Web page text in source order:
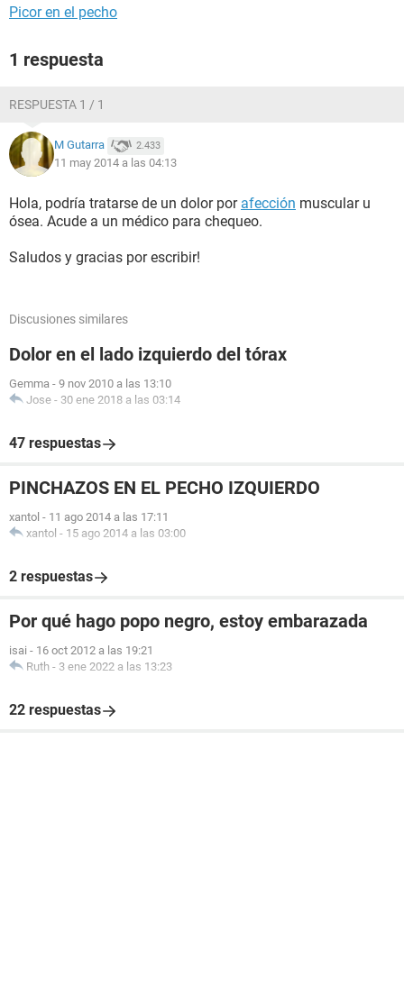
Picor en el pecho
1 respuesta
RESPUESTA 1 / 1
M Gutarra 2.433
11 may 2014 a las 04:13
Hola, podría tratarse de un dolor por afección muscular u
ósea. Acude a un médico para chequeo.
Saludos y gracias por escribir!
Discusiones similares
Dolor en el lado izquierdo del tórax
Gemma - 9 nov 2010 a las 13:10
Jose - 30 ene 2018 a las 03:14
47 respuestas
PINCHAZOS EN EL PECHO IZQUIERDO
xantol - 11 ago 2014 a las 17:11
xantol - 15 ago 2014 a las 03:00
2 respuestas
Por qué hago popo negro, estoy embarazada
isai - 16 oct 2012 a las 19:21
Ruth - 3 ene 2022 a las 13:23
22 respuestas